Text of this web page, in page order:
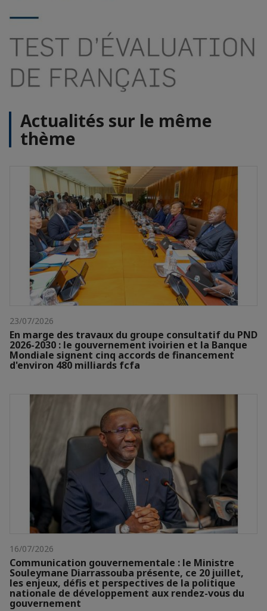
Actualités sur le même
thème
23/07/2026
En marge des travaux du groupe consultatif du PND
2026-2030 : le gouvernement ivoirien et la Banque
Mondiale signent cinq accords de financement
d'environ 480 milliards fcfa
16/07/2026
Communication gouvernementale : le Ministre
Souleymane Diarrassouba présente, ce 20 juillet,
les enjeux, défis et perspectives de la politique
nationale de développement aux rendez-vous du
gouvernement